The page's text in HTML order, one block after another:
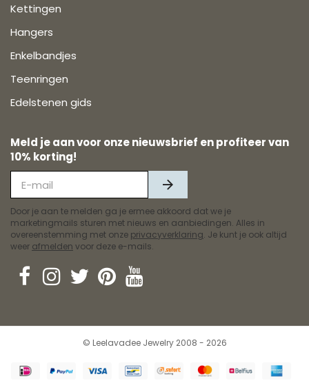
Kettingen
Hangers
Enkelbandjes
Teenringen
Edelstenen gids
Meld je aan voor onze nieuwsbrief en profiteer van
10% korting!
Door je aan te melden ga je ermee akkoord dat we je
marketingmails sturen met nieuws en aanbiedingen. Alles in
overeenstemming met onze privacyverklaring. Je kunt je ook altijd
weer afmelden voor deze e-mails.
© Leelavadee Jewelry 2008 - 2026